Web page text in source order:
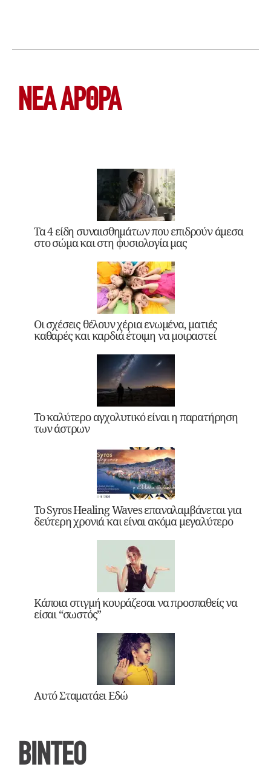
ΝΕΑ ΆΡΘΡΑ
Τα 4 είδη συναισθημάτων που επιδρούν άμεσα
στο σώμα και στη φυσιολογία μας
Οι σχέσεις θέλουν χέρια ενωμένα, ματιές
καθαρές και καρδιά έτοιμη να μοιραστεί
Το καλύτερο αγχολυτικό είναι η παρατήρηση
των άστρων
Το Syros Healing Waves επαναλαμβάνεται για
δεύτερη χρονιά και είναι ακόμα μεγαλύτερο
Κάποια στιγμή κουράζεσαι να προσπαθείς να
είσαι “σωστός”
Αυτό Σταματάει Εδώ
ΒΙΝΤΕΟ